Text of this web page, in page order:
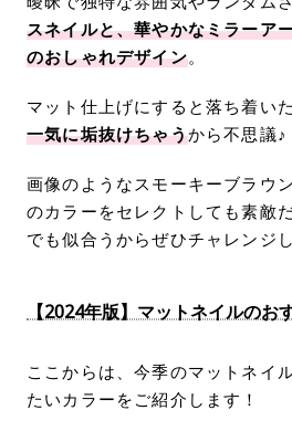
スネイルと、華やかなミラーア
のおしゃれデザイン。
マット仕上げにすると落ち着い
一気に垢抜けちゃうから不思議♪
画像のようなスモーキーブラウ
のカラーをセレクトしても素敵
でも似合うからぜひチャレンジ
【2024年版】マットネイルのお
ここからは、今季のマットネイ
たいカラーをご紹介します！